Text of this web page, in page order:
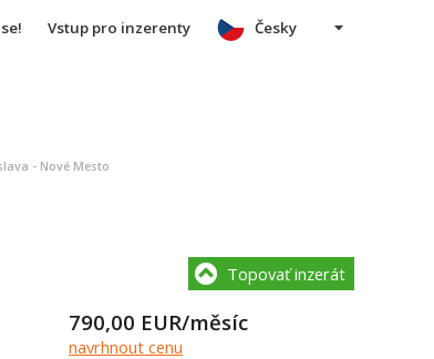
Vstup pro inzerenty Česky
- Nové Mesto
Topovať inzerát
790,00 EUR/měsíc
navrhnout cenu